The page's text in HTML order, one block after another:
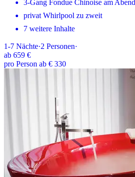
3-Gang Fondue Chinoise am Abend
privat Whirlpool zu zweit
7 weitere Inhalte
1-7 Nächte·2 Personen·
ab 659 €
pro Person ab € 330